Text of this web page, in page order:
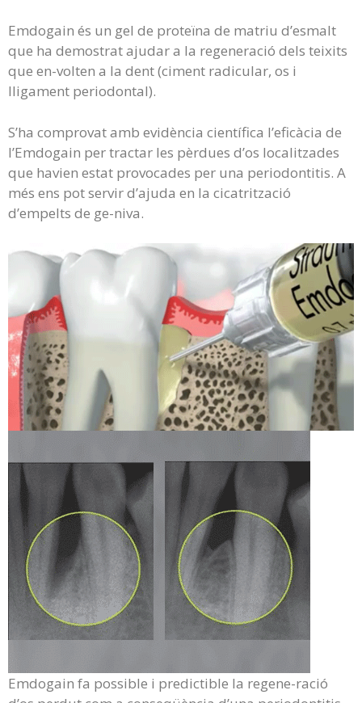
Emdogain és un gel de proteïna de matriu d’esmalt
que ha demostrat ajudar a la regeneració dels teixits
que en-volten a la dent (ciment radicular, os i
lligament periodontal).
S’ha comprovat amb evidència científica l’eficàcia de
l’Emdogain per tractar les pèrdues d’os localitzades
que havien estat provocades per una periodontitis. A
més ens pot servir d’ajuda en la cicatrització
d’empelts de ge-niva.
Emdogain fa possible i predictible la regene-ració